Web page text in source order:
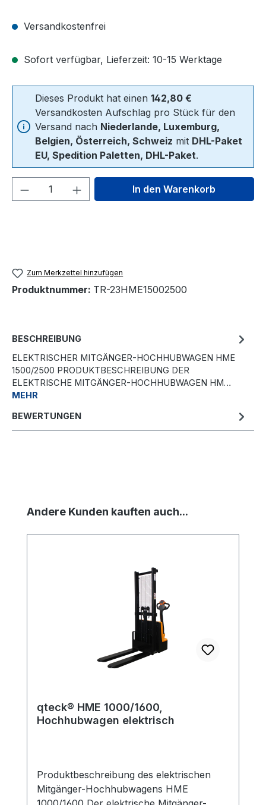
Versandkostenfrei
Sofort verfügbar, Lieferzeit: 10-15 Werktage
Dieses Produkt hat einen 142,80 €
Versandkosten Aufschlag pro Stück für den
Versand nach Niederlande, Luxemburg,
Belgien, Österreich, Schweiz mit DHL-Paket
EU, Spedition Paletten, DHL-Paket.
Produkt Anzahl: Gib denIn den Warenkorb
Zum Merkzettel hinzufügen
Produktnummer: TR-23HME15002500
BESCHREIBUNG
ELEKTRISCHER MITGÄNGER-HOCHHUBWAGEN HME
1500/2500 PRODUKTBESCHREIBUNG DER
ELEKTRISCHE MITGÄNGER-HOCHHUBWAGEN HM…
MEHR
BEWERTUNGEN
Produktgalerie überspringen
Andere Kunden kauften auch...
qteck® HME 1000/1600,
Hochhubwagen elektrisch
Produktbeschreibung des elektrischen
Mitgänger-Hochhubwagens HME